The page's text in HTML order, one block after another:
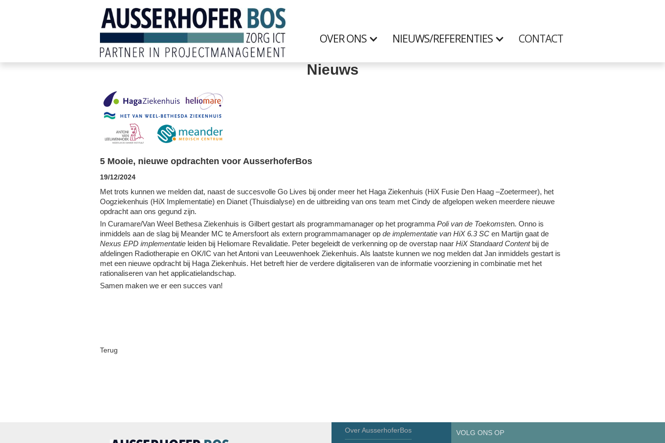
OVER ONS NIEUWS/REFERENTIES CONTACT
Nieuws
5 Mooie, nieuwe opdrachten voor AusserhoferBos
19/12/2024
Met trots kunnen we melden dat, naast de succesvolle Go Lives bij onder meer het Haga Ziekenhuis (HiX Fusie Den Haag –Zoetermeer), het
Oogziekenhuis (HiX Implementatie) en Dianet (Thuisdialyse) en de uitbreiding van ons team met Cindy de afgelopen weken meerdere nieuwe
opdracht aan ons gegund zijn.
In Curamare/Van Weel Bethesa Ziekenhuis is Gilbert gestart als programmamanager op het programma Poli van de Toekomsten. Onno is
inmiddels aan de slag bij Meander MC te Amersfoort als extern programmamanager op de implementatie van HiX 6.3 SC en Martijn gaat de
Nexus EPD implementatie leiden bij Heliomare Revalidatie. Peter begeleidt de verkenning op de overstap naar HiX Standaard Contentbij de
afdelingen Radiotherapie en OK/IC van het Antoni van Leeuwenhoek Ziekenhuis. Als laatste kunnen we nog melden dat Jan inmiddels gestart is
met een nieuwe opdracht bij Haga Ziekenhuis. Het betreft hier de verdere digitaliseren van de informatie voorziening in combinatie met het
rationaliseren van het applicatielandschap.
Samen maken we er een succes van!
Terug
Over AusserhoferBos
VOLG ONS OP